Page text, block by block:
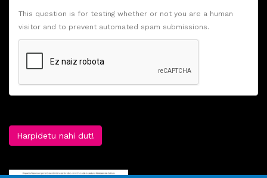
This question is for testing whether or not you are a human
visitor and to prevent automated spam submissions.
Harpidetu nahi dut!